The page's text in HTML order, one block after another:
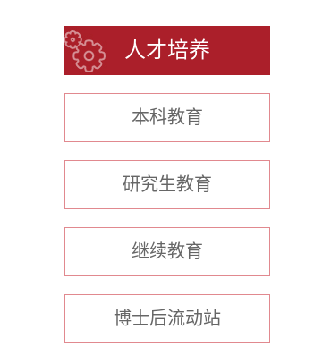
人才培养
本科教育
研究生教育
继续教育
博士后流动站